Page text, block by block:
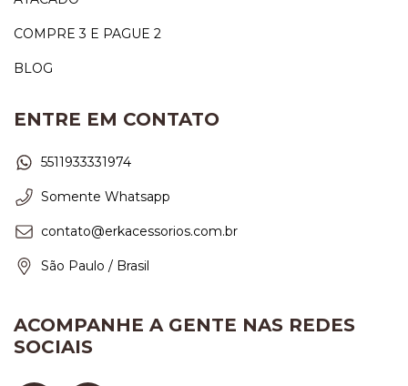
COMPRE 3 E PAGUE 2
BLOG
ENTRE EM CONTATO
5511933331974
Somente Whatsapp
contato@erkacessorios.com.br
São Paulo / Brasil
ACOMPANHE A GENTE NAS REDES
SOCIAIS